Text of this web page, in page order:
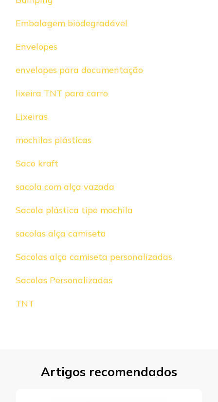
Embalagem biodegradável
Envelopes
envelopes para documentação
lixeira TNT para carro
Lixeiras
mochilas plásticas
Saco kraft
sacola com alça vazada
Sacola plástica tipo mochila
sacolas alça camiseta
Sacolas alça camiseta personalizadas
Sacolas Personalizadas
TNT
Artigos recomendados